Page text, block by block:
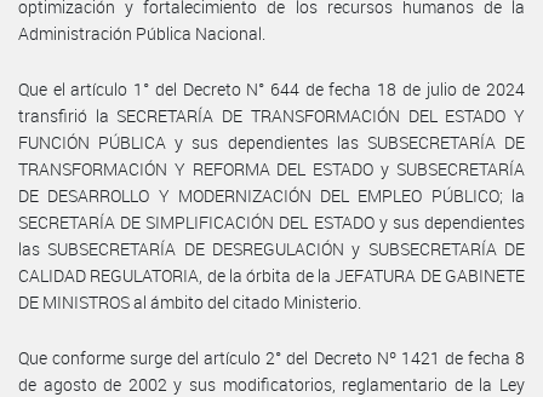
optimización y fortalecimiento de los recursos humanos de la
Administración Pública Nacional.
Que el artículo 1° del Decreto N° 644 de fecha 18 de julio de 2024
transfirió la SECRETARÍA DE TRANSFORMACIÓN DEL ESTADO Y
FUNCIÓN PÚBLICA y sus dependientes las SUBSECRETARÍA DE
TRANSFORMACIÓN Y REFORMA DEL ESTADO y SUBSECRETARÍA
DE DESARROLLO Y MODERNIZACIÓN DEL EMPLEO PÚBLICO; la
SECRETARÍA DE SIMPLIFICACIÓN DEL ESTADO y sus dependientes
las SUBSECRETARÍA DE DESREGULACIÓN y SUBSECRETARÍA DE
CALIDAD REGULATORIA, de la órbita de la JEFATURA DE GABINETE
DE MINISTROS al ámbito del citado Ministerio.
Que conforme surge del artículo 2° del Decreto Nº 1421 de fecha 8
de agosto de 2002 y sus modificatorios, reglamentario de la Ley